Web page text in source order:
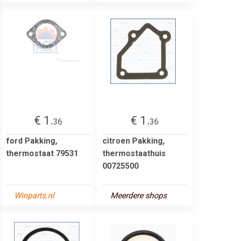
€ 1.36
ford Pakking,
thermostaat 79531
Winparts.nl
€ 1.36
citroen Pakking,
thermostaathuis
00725500
Meerdere shops